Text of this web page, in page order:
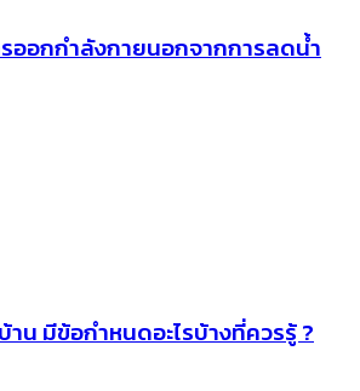
รออกกำลังกายนอกจากการลดน้ำ
น มีข้อกำหนดอะไรบ้างที่ควรรู้ ?